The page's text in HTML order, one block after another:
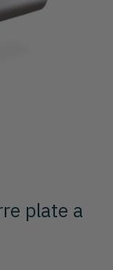
plate a